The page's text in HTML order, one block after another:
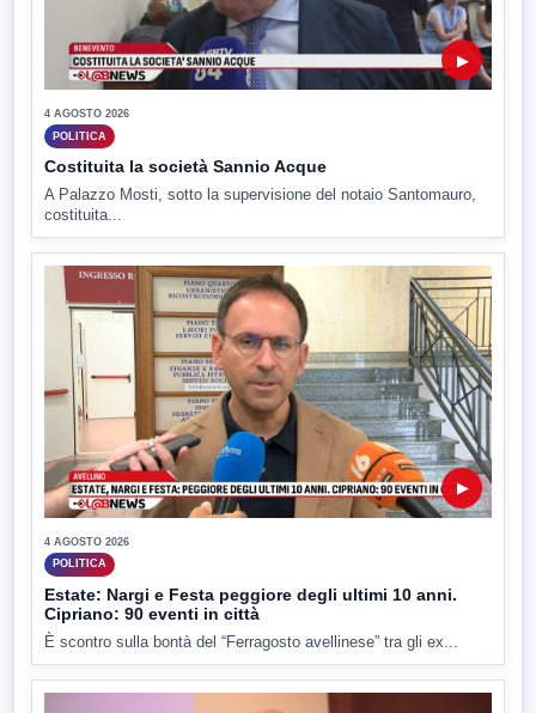
▶
4 AGOSTO 2026
POLITICA
Costituita la società Sannio Acque
A Palazzo Mosti, sotto la supervisione del notaio Santomauro,
costituita...
▶
4 AGOSTO 2026
POLITICA
Estate: Nargi e Festa peggiore degli ultimi 10 anni.
Cipriano: 90 eventi in città
È scontro sulla bontà del “Ferragosto avellinese” tra gli ex...